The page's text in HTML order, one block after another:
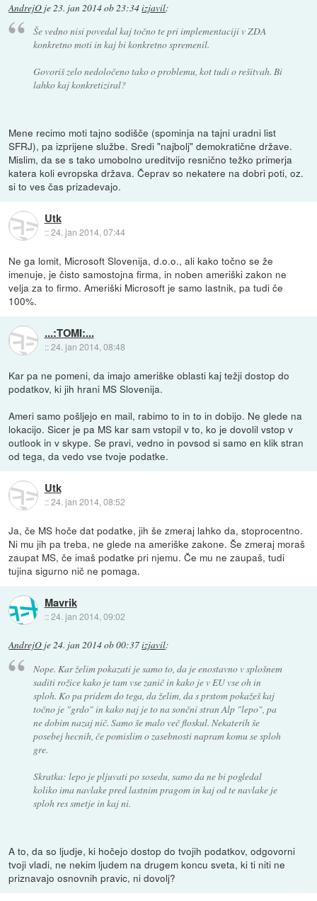
AndrejO je 23. jan 2014 ob 23:34izjavil:
Še vedno nisi povedal kaj točno te pri implementaciji v ZDA
konkretno moti in kaj bi konkretno spremenil.
Govoriš zelo nedoločeno tako o problemu, kot tudi o rešitvah. Bi
lahko kaj konkretiziral?
Mene recimo moti tajno sodišče (spominja na tajni uradni list
SFRJ), pa izprijene službe. Sredi "najbolj" demokratične države.
Mislim, da se s tako umobolno ureditvijo resnično težko primerja
katera koli evropska država. Čeprav so nekatere na dobri poti, oz.
si to ves čas prizadevajo.
Utk
::24. jan 2014, 07:44
Ne ga lomit, Microsoft Slovenija, d.o.o., ali kako točno se že
imenuje, je čisto samostojna firma, in noben ameriški zakon ne
velja za to firmo. Ameriški Microsoft je samo lastnik, pa tudi če
100%.
...:TOMI:...
::24. jan 2014, 08:48
Kar pa ne pomeni, da imajo ameriške oblasti kaj težji dostop do
podatkov, ki jih hrani MS Slovenija.
Ameri samo pošljejo en mail, rabimo to in to in dobijo. Ne glede na
lokacijo. Sicer je pa MS kar sam vstopil v to, ko je dovolil vstop v
outlook in v skype. Se pravi, vedno in povsod si samo en klik stran
od tega, da vedo vse tvoje podatke.
Utk
::24. jan 2014, 08:52
Ja, če MS hoče dat podatke, jih še zmeraj lahko da, stoprocentno.
Ni mu jih pa treba, ne glede na ameriške zakone. Še zmeraj moraš
zaupat MS, če imaš podatke pri njemu. Če mu ne zaupaš, tudi
tujina sigurno nič ne pomaga.
Mavrik
::24. jan 2014, 09:02
AndrejO je24. jan 2014 ob 00:37izjavil:
Nope. Kar želim pokazati je samo to, da je enostavno v splošnem
saditi rožice kako je tam vse zanič in kako je v EU vse oh in
sploh. Ko pa pridem do tega, da želim, da s prstom pokažeš kaj
točno je "grdo" in kako naj je to na sončni stran Alp "lepo", pa
ne dobim nazaj nič. Samo še malo več floskul. Nekaterih še
posebej hecnih, če pomislim o zasebnosti napram komu se sploh
gre.
Skratka: lepo je pljuvati po sosedu, samo da ne bi pogledal
koliko ima navlake pred lastnim pragom in kaj od te navlake je
sploh res smetje in kaj ni.
A to, da so ljudje, ki hočejo dostop do tvojih podatkov, odgovorni
tvoji vladi, ne nekim ljudem na drugem koncu sveta, ki ti niti ne
priznavajo osnovnih pravic, ni dovolj?